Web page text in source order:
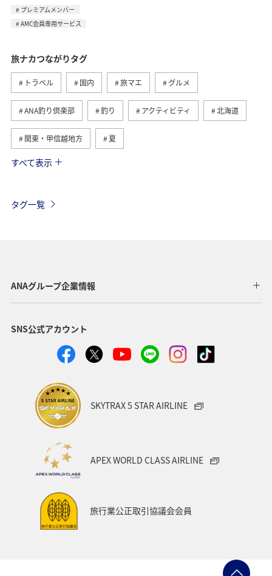
プレミアムメンバー
AMC会員専用サービス
旅ナカつながりタグ
トラベル 国内 旅マエ グルメ
ANA釣り倶楽部 釣り アクティビティ 北海道
関東・甲信越地方 夏
趣味
関西地方 北陸地方 福岡県 高知県
山形県 宮崎県
湖 旅アト 静岡県
ワーケーション
ハワイ 栃木県
一人旅
千葉県 プレミアムメンバー
東海地方
ANAショッピング A-style
京都府
すべて表示
タグ一覧
ANAグループ企業情報
SNS公式アカウント
SKYTRAX 5 STAR AIRLINE
APEX WORLD CLASS AIRLINE
旅行業公正取引協議会会員